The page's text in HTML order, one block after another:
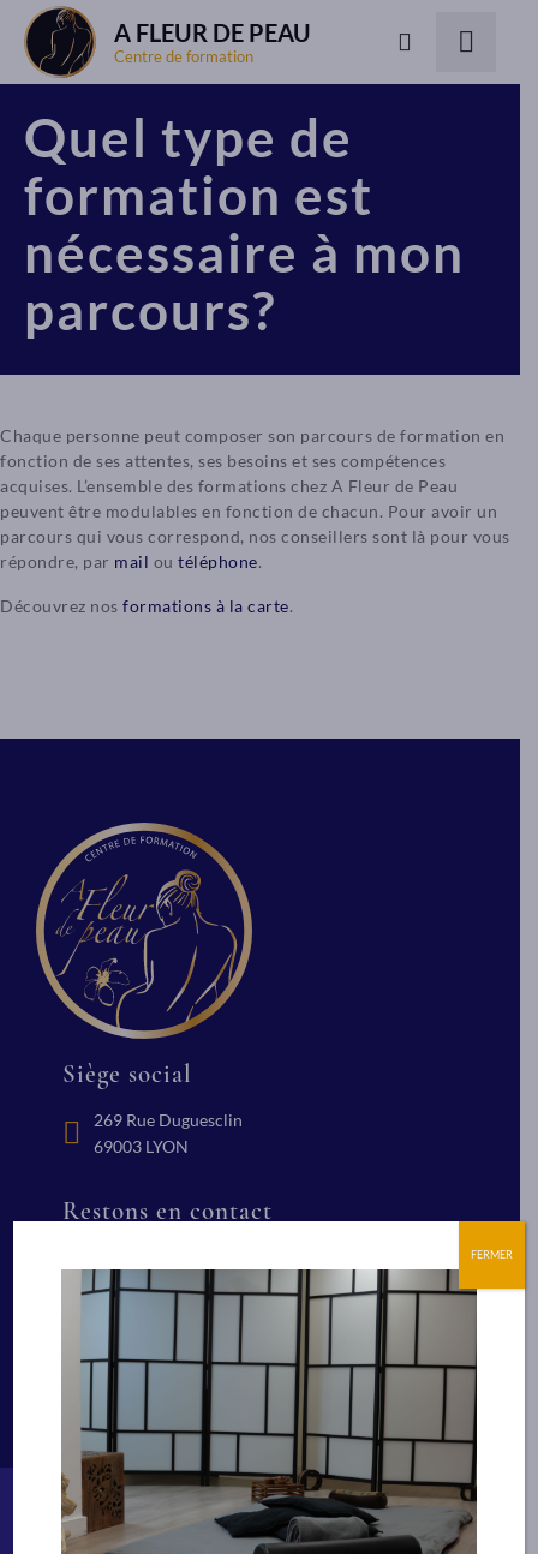
A FLEUR DE PEAU
Centre de formation
Quel type de
formation est
nécessaire à mon
parcours?
Chaque personne peut composer son parcours de formation en
fonction de ses attentes, ses besoins et ses compétences
acquises. L’ensemble des formations chez A Fleur de Peau
peuvent être modulables en fonction de chacun. Pour avoir un
parcours qui vous correspond, nos conseillers sont là pour vous
répondre, par mail ou téléphone.
Découvrez nos formations à la carte.
Siège social
269 Rue Duguesclin
69003 LYON
Restons en contact
Suivez nous
FERMER